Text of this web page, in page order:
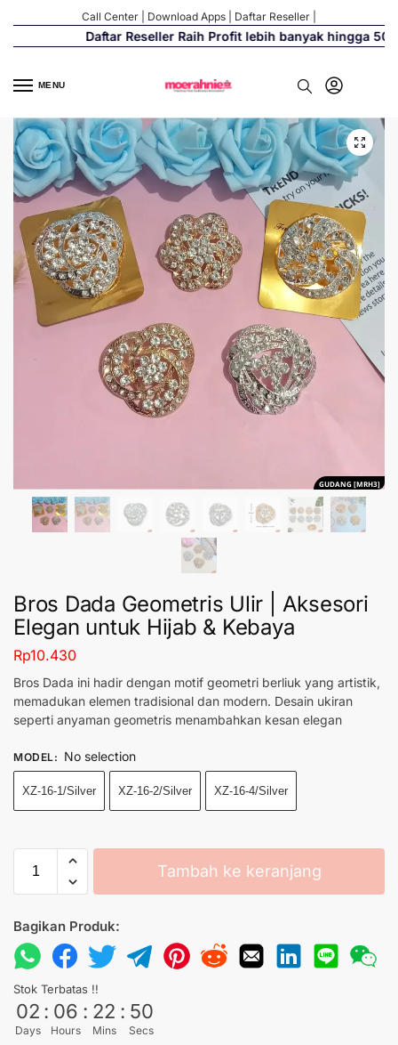
Call Center Download Apps Daftar Reseller
Daftar Reseller Raih Profit lebih banyak hingga 500%
MENU
GUDANG [MRH3]
Bros Dada Geometris Ulir | Aksesori
Elegan untuk Hijab & Kebaya
Rp10.430
Bros Dada ini hadir dengan motif geometri berliuk yang artistik,
memadukan elemen tradisional dan modern. Desain ukiran
seperti anyaman geometris menambahkan kesan elegan
MODEL : No selection
XZ-16-1/Silver XZ-16-2/Silver XZ-16-4/Silver
Tambah ke keranjang
Bagikan Produk:
Stok Terbatas !!
02
Days
: 06
Hours
: 22
Mins
: 50
Secs